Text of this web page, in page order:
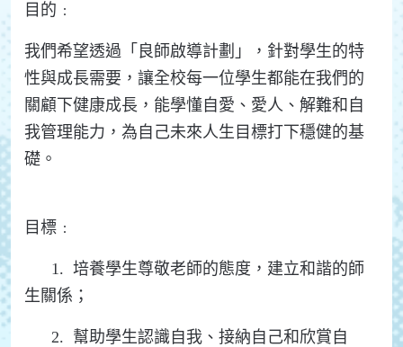
目的﹕
我們希望透過「良師啟導計劃」，針對學生的特
性與成長需要，讓全校每一位學生都能在我們的
關顧下健康成長，能學懂自愛、愛人、解難和自
我管理能力，為自己未來人生目標打下穩健的基
礎。
目標﹕
1. 培養學生尊敬老師的態度，建立和諧的師
生關係；
2. 幫助學生認識自我、接納自己和欣賞自